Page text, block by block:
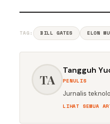
TAG: BILL GATES ELON
TA
Tangguh
PENULIS
Jurnalis
LIHAT SEMUA